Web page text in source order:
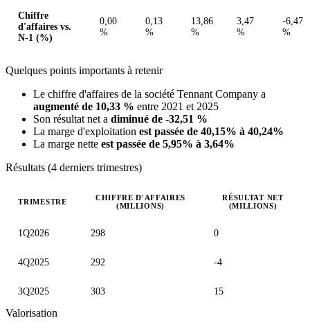
Chiffre
d'affaires vs.
N-1 (%)
0,00
%
0,13
%
13,86
%
3,47
%
-6,47
%
Quelques points importants à retenir
Le chiffre d'affaires de la société Tennant Company a
augmenté de 10,33 % entre 2021 et 2025
Son résultat net a diminué de -32,51 %
La marge d'exploitation est passée de 40,15% à 40,24%
La marge nette est passée de 5,95% à 3,64%
Résultats (4 derniers trimestres)
TRIMESTRE
CHIFFRE D'AFFAIRES
(MILLIONS)
RÉSULTAT NET
(MILLIONS)
1Q2026 298 0
4Q2025 292 -4
3Q2025 303 15
Valorisation